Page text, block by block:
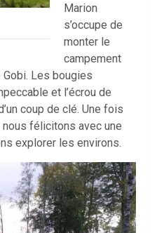
Marion
s’occupe de
monter le
campement
Les bougies
et l’écrou de
coup de clé. Une fois
félicitons avec une
explorer les environs.